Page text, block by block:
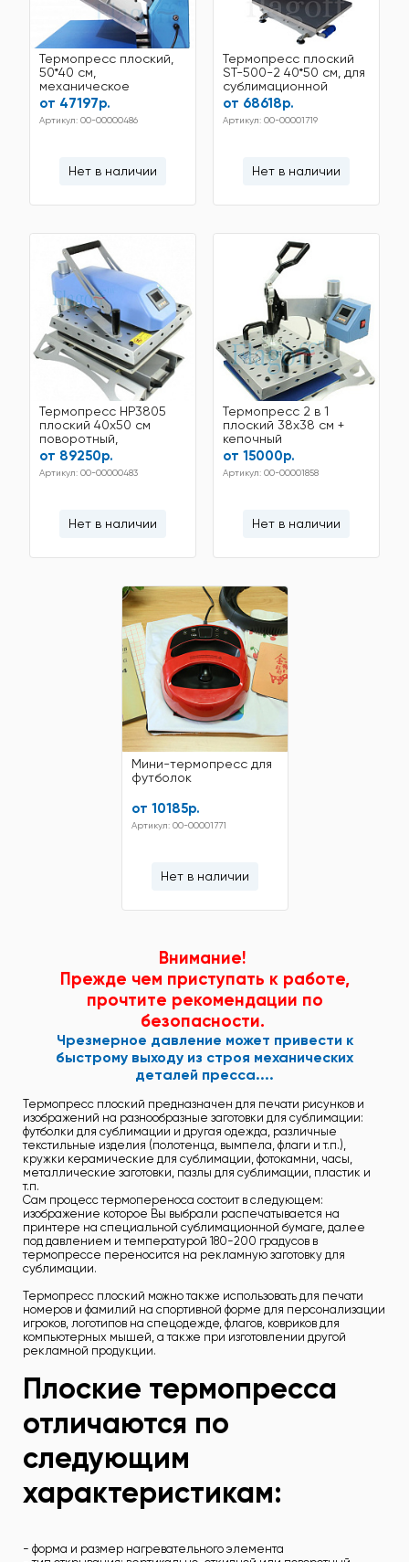
Термопресс плоский,
50*40 см,
механическое
управление HP3804
от 47197р.
Артикул: 00-00000486
Нет в наличии
Термопресс плоский
ST-500-2 40*50 см, для
сублимационной
печати
от 68618р.
Артикул: 00-00001719
Нет в наличии
Термопресс HP3805
плоский 40x50 см
поворотный,
электронное
управление
от 89250р.
Артикул: 00-00000483
Нет в наличии
Термопресс 2 в 1
плоский 38x38 см +
кепочный
от 15000р.
Артикул: 00-00001858
Нет в наличии
Мини-термопресс для
футболок
от 10185р.
Артикул: 00-00001771
Нет в наличии
Внимание!
Прежде чем приступать к работе,
прочтите рекомендации по
безопасности.
Чрезмерное давление может привести к
быстрому выходу из строя механических
деталей пресса....
Термопресс плоский предназначен для печати рисунков и
изображений на разнообразные заготовки для сублимации:
футболки для сублимации и другая одежда, различные
текстильные изделия (полотенца, вымпела, флаги и т.п.),
кружки керамические для сублимации, фотокамни, часы,
металлические заготовки, пазлы для сублимации, пластик и
т.п.
Сам процесс термопереноса состоит в следующем:
изображение которое Вы выбрали распечатывается на
принтере на специальной сублимационной бумаге, далее
под давлением и температурой 180-200 градусов в
термопрессе переносится на рекламную заготовку для
сублимации.
Термопресс плоский можно также использовать для печати
номеров и фамилий на спортивной форме для персонализации
игроков, логотипов на спецодежде, флагов, ковриков для
компьютерных мышей, а также при изготовлении другой
рекламной продукции.
Плоские термопресса
отличаются по
следующим
характеристикам:
- форма и размер нагревательного элемента